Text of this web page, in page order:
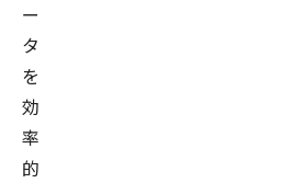
ー
タ
を
効
率
的